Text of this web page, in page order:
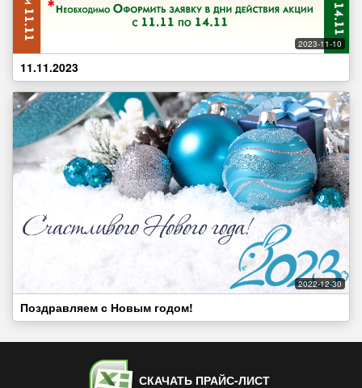
2023-11-10
11.11.2023
2022-12-30
Поздравляем с Новым годом!
СКАЧАТЬ ПРАЙС-ЛИСТ